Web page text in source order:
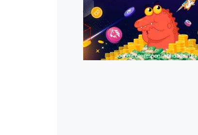
Jogue com responsabilidade. 18+